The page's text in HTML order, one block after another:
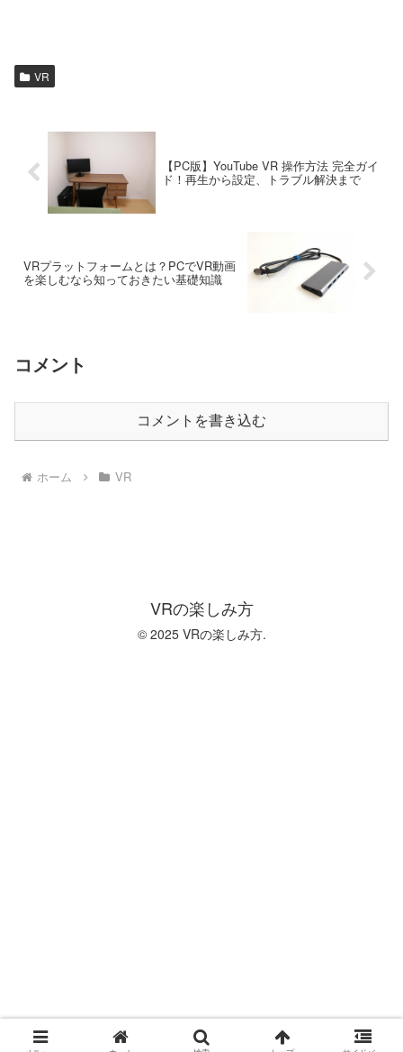
VR
【PC版】YouTube VR 操作方法 完全ガイ
ド！再生から設定、トラブル解決まで
VRプラットフォームとは？PCでVR動画
を楽しむなら知っておきたい基礎知識
コメント
コメントを書き込む
ホーム VR
VRの楽しみ方
© 2025 VRの楽しみ方.